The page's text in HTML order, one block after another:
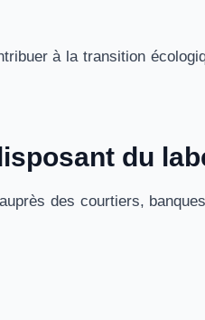
à la transition
du
des courtiers,